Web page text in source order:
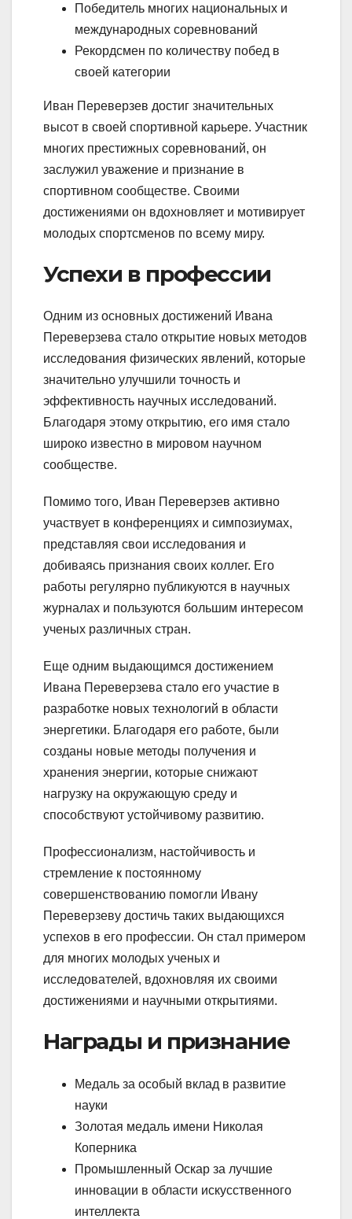
Победитель многих национальных и
международных соревнований
Рекордсмен по количеству побед в
своей категории
Иван Переверзев достиг значительных
высот в своей спортивной карьере. Участник
многих престижных соревнований, он
заслужил уважение и признание в
спортивном сообществе. Своими
достижениями он вдохновляет и мотивирует
молодых спортсменов по всему миру.
Успехи в профессии
Одним из основных достижений Ивана
Переверзева стало открытие новых методов
исследования физических явлений, которые
значительно улучшили точность и
эффективность научных исследований.
Благодаря этому открытию, его имя стало
широко известно в мировом научном
сообществе.
Помимо того, Иван Переверзев активно
участвует в конференциях и симпозиумах,
представляя свои исследования и
добиваясь признания своих коллег. Его
работы регулярно публикуются в научных
журналах и пользуются большим интересом
ученых различных стран.
Еще одним выдающимся достижением
Ивана Переверзева стало его участие в
разработке новых технологий в области
энергетики. Благодаря его работе, были
созданы новые методы получения и
хранения энергии, которые снижают
нагрузку на окружающую среду и
способствуют устойчивому развитию.
Профессионализм, настойчивость и
стремление к постоянному
совершенствованию помогли Ивану
Переверзеву достичь таких выдающихся
успехов в его профессии. Он стал примером
для многих молодых ученых и
исследователей, вдохновляя их своими
достижениями и научными открытиями.
Награды и признание
Медаль за особый вклад в развитие
науки
Золотая медаль имени Николая
Коперника
Промышленный Оскар за лучшие
инновации в области искусственного
интеллекта